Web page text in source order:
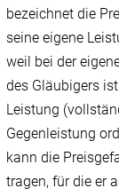
bezeichnet die
seine eigene
weil bei der
des Gläubigers
Leistung
Gegenleistung
kann die
tragen, für die er